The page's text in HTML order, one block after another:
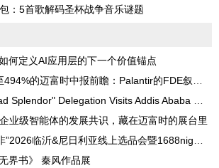
：5首歌解码圣杯战争音乐谜题
何定义AI应用层的下一个价值锚点
迈富时中报前瞻：Palantir的FDE叙事能否在不同场景复刻？
Delegation Visits Addis Ababa University
业级智能体的发展共识，藏在迈富时的展台里
沂&尼日利亚线上选品会暨1688nigeria一站式出海论坛圆满落幕
界书》 秦风作品展